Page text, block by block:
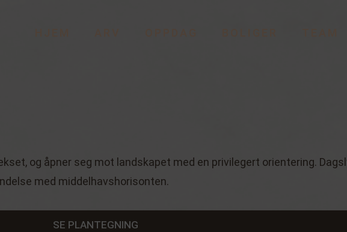
og åpner seg mot landskapet med en privilegert orientering.
med middelhavshorisonten.
SE PLANTEGNING